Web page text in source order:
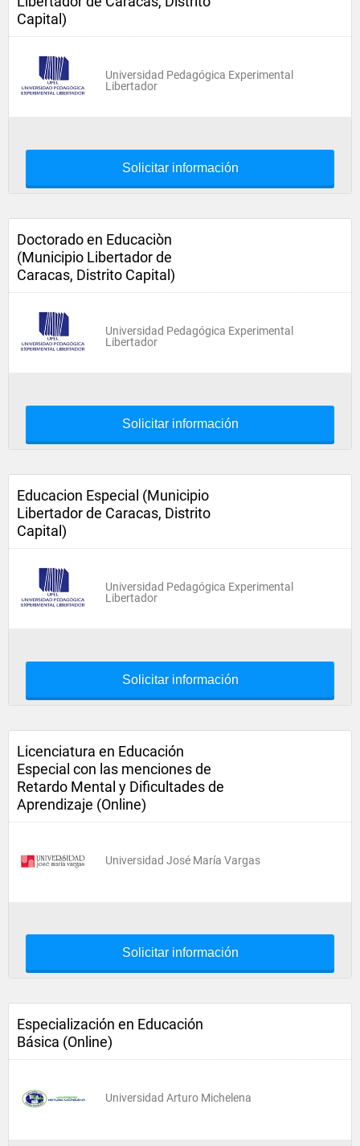
Capital)
Universidad Pedagógica Experimental
Libertador
Solicitar información
Doctorado en Educaciòn
(Municipio Libertador de
Caracas, Distrito Capital)
Universidad Pedagógica Experimental
Libertador
Solicitar información
Educacion Especial (Municipio
Libertador de Caracas, Distrito
Capital)
Universidad Pedagógica Experimental
Libertador
Solicitar información
Licenciatura en Educación
Especial con las menciones de
Retardo Mental y Dificultades de
Aprendizaje (Online)
Universidad José María Vargas
Solicitar información
Especialización en Educación
Básica (Online)
Universidad Arturo Michelena